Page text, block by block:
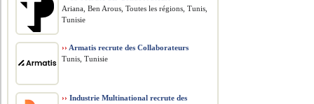
Ariana, Ben Arous, Toutes les régions, Tunis,
Tunisie
›› Armatis recrute des Collaborateurs
Tunis, Tunisie
›› Industrie Multinational recrute des